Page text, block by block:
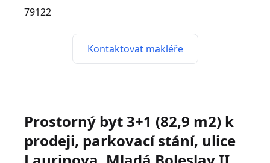
79122
Kontaktovat makléře
Prostorný byt 3+1 (82,9 m2) k
prodeji, parkovací stání, ulice